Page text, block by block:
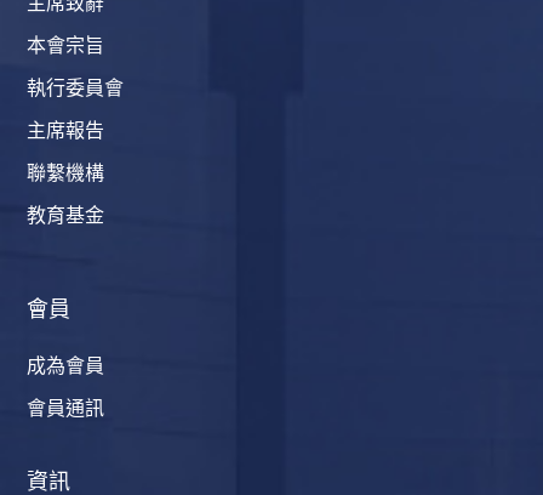
本會宗旨
執行委員會
主席報告
聯繫機構
教育基金
會員
成為會員
會員通訊
資訊